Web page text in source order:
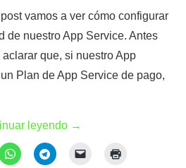
vamos a ver cómo configurar
de nuestro App Service. Antes
que, si nuestro App
Plan de App Service de pago,
leyendo →